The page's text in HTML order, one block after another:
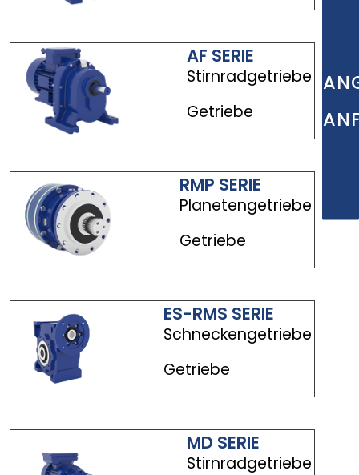
AF SERIE
Stirnradgetriebe
Getriebe
RMP SERIE
Planetengetriebe
Getriebe
ES-RMS SERIE
Schneckengetriebe
Getriebe
MD SERIE
Stirnradgetriebe